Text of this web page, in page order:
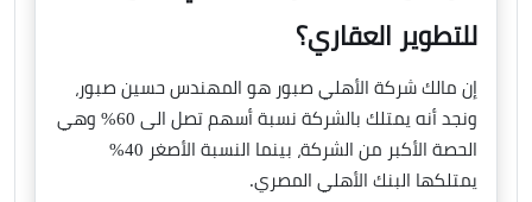
للتطوير العقاري؟
إن مالك شركة الأهلي صبور هو المهندس حسين صبور،
ونجد أنه يمتلك بالشركة نسبة أسهم تصل الى 60% وهي
الحصة الأكبر من الشركة، بينما النسبة الأصغر 40%
يمتلكها البنك الأهلي المصري.